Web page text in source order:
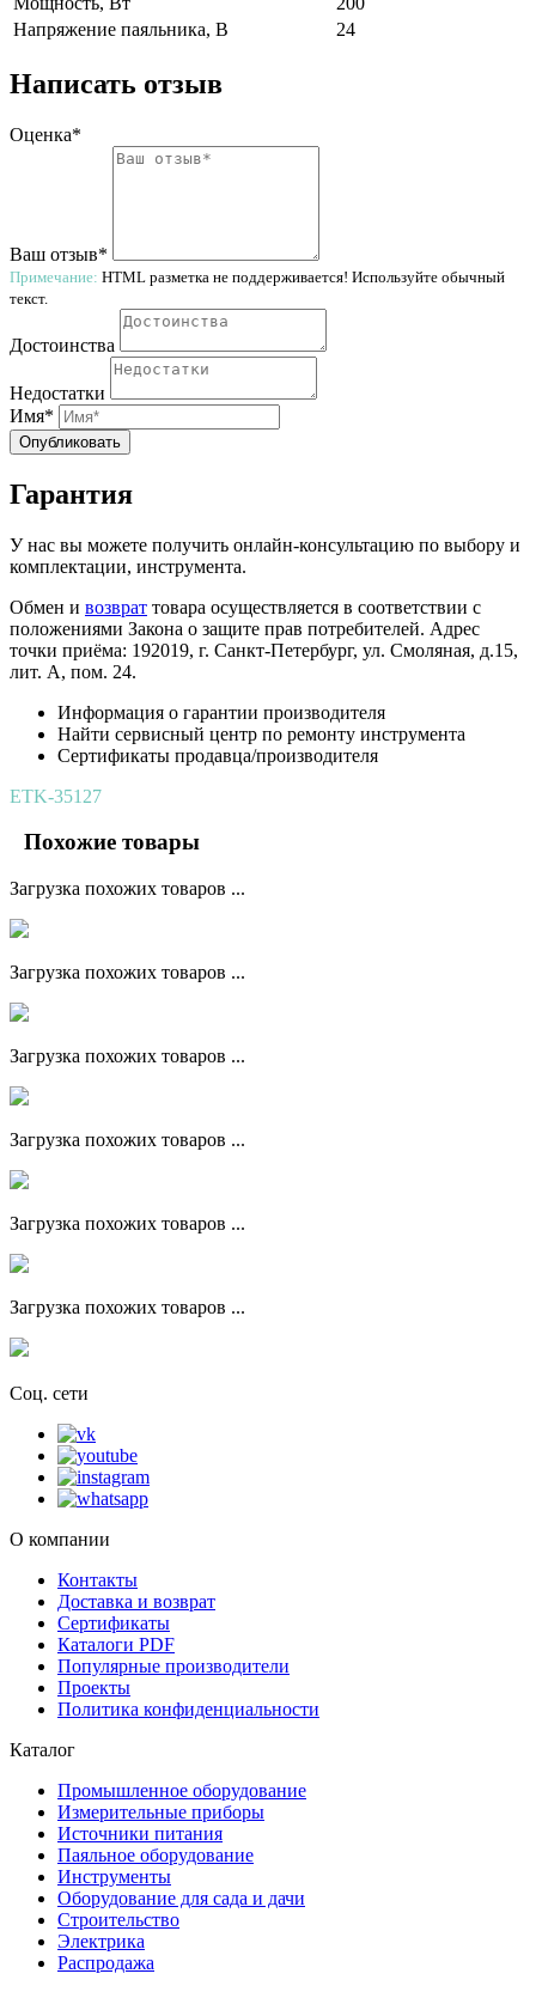
Напряжение паяльника, В
24
Написать отзыв
Оценка*
Ваш отзыв*
Примечание: HTML разметка не поддерживается! Используйте обычный
текст.
Достоинства
Недостатки
Имя*
Опубликовать
Гарантия
У нас вы можете получить онлайн-консультацию по выбору и
комплектации, инструмента.
Обмен и возврат товара осуществляется в соответствии с
положениями Закона о защите прав потребителей. Адрес
точки приёма: 192019, г. Санкт-Петербург, ул. Смоляная, д.15,
лит. А, пом. 24.
Информация о гарантии производителя
Найти сервисный центр по ремонту инструмента
Сертификаты продавца/производителя
ETK-35127
Похожие товары
Загрузка похожих товаров ...
Загрузка похожих товаров ...
Загрузка похожих товаров ...
Загрузка похожих товаров ...
Загрузка похожих товаров ...
Загрузка похожих товаров ...
Соц. сети
О компании
Контакты
Доставка и возврат
Сертификаты
Каталоги PDF
Популярные производители
Проекты
Политика конфиденциальности
Каталог
Промышленное оборудование
Измерительные приборы
Источники питания
Паяльное оборудование
Инструменты
Оборудование для сада и дачи
Строительство
Электрика
Распродажа